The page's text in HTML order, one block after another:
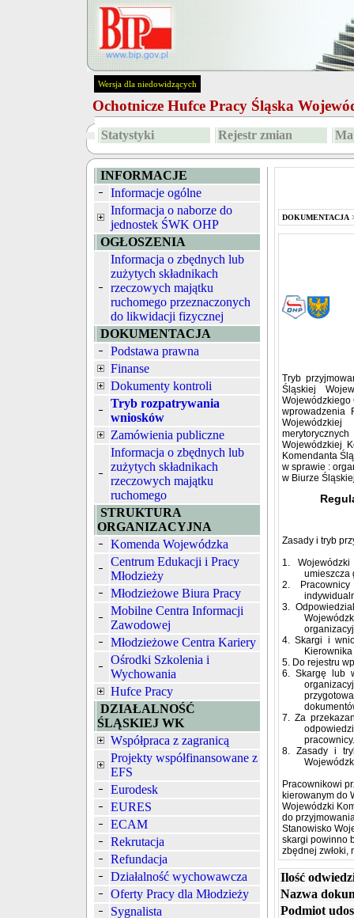
Wersja dla niedowidzących
Ochotnicze Hufce Pracy Śląska
Statystyki Rejestr zmian
INFORMACJE
Informacje ogólne
Informacja o naborze do
jednostek ŚWK OHP
OGŁOSZENIA
Informacja o zbędnych lub
zużytych składnikach
rzeczowych majątku
ruchomego przeznaczonych
do likwidacji fizycznej
DOKUMENTACJA
Podstawa prawna
Finanse
Dokumenty kontroli
Tryb rozpatrywania
wniosków
Zamówienia publiczne
Informacja o zbędnych lub
zużytych składnikach
rzeczowych majątku
ruchomego
STRUKTURA
ORGANIZACYJNA
Komenda Wojewódzka
Centrum Edukacji i Pracy
Młodzieży
Młodzieżowe Biura Pracy
Mobilne Centra Informacji
Zawodowej
Młodzieżowe Centra Kariery
Ośrodki Szkolenia i
Wychowania
Hufce Pracy
DZIAŁALNOŚĆ
ŚLĄSKIEJ WK
Współpraca z zagranicą
Projekty współfinansowane z
EFS
Eurodesk
EURES
ECAM
Rekrutacja
Refundacja
Działalność wychowawcza
Oferty Pracy dla Młodzieży
Sygnalista
DOKUMENTACJA
Tryb
Śląskiej
Wojewódzkiego
wprowadzenia
Wojewódzkiej
Komendanta
w sprawie :
w Biurze
Zasady i tryb
1.
umieszcza
2. Pracownicy
3.
4. Skargi i
Kierownika
5. Do rejestru
6. Skargę lub
7. Za
8. Zasady i
Pracownikowi
kierowanym do
Wojewódzki
do
Stanowisko
skargi powinno
zbędnej zwłoki,
Ilość
Nazwa
Podmiot